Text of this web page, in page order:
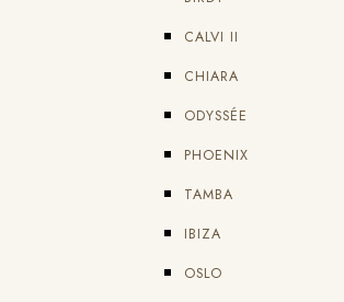
CALVI II
CHIARA
ODYSSÉE
PHOENIX
TAMBA
IBIZA
OSLO